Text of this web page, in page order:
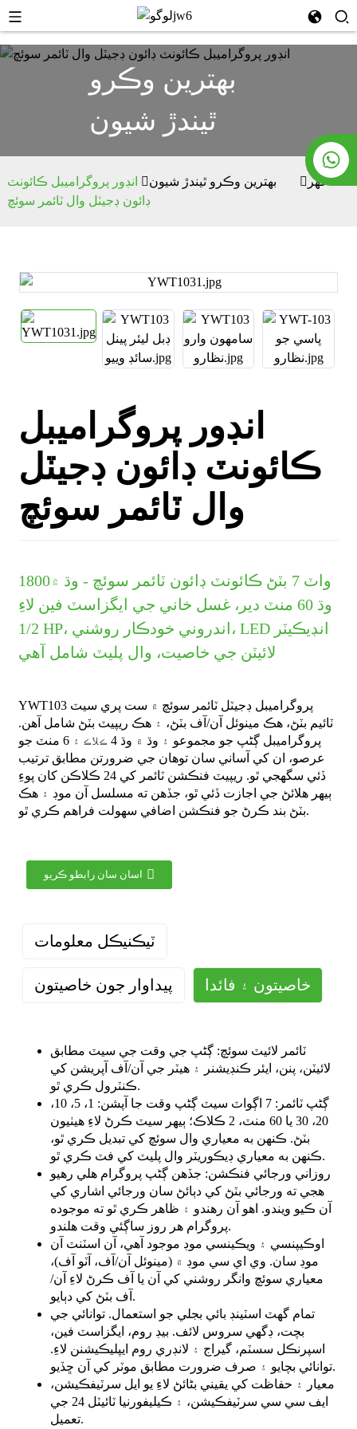
بهترين وڪرو
ٿيندڙ شيون
گھر بهترين وڪرو ٿيندڙ شيون
انڊور پروگراميبل ڪائونٽ
ڊائون ڊجيٽل وال ٽائمر سوئچ
انڊور پروگراميبل
ڪائونٽ ڊائون ڊجيٽل
وال ٽائمر سوئچ
1800واٽ 7 بٽڻ ڪائونٽ ڊائون ٽائمر سوئچ - وڌ ۾
وڌ 60 منٽ دير، غسل خاني جي ايگزاسٽ فين لاءِ
1/2 HP، اندروني خودڪار روشني، LED انڊيڪيٽر
لائيٽن جي خاصيت، وال پليٽ شامل آهي
YWT103 پروگراميبل ڊجيٽل ٽائمر سوئچ ۾ ست پري سيٽ
ٽائيم بٽڻ، هڪ مينوئل آن/آف بٽڻ، ۽ هڪ ريپيٽ بٽڻ شامل آهن.
پروگراميبل ڳڻپ جو مجموعو ۽ وڌ ۾ وڌ 4 ڪلاڪ ۽ 6 منٽ جو
عرصو، ان کي آساني سان توهان جي ضرورتن مطابق ترتيب
ڏئي سگهجي ٿو. ريپيٽ فنڪشن ٽائمر کي 24 ڪلاڪن کان پوءِ
ٻيهر هلائڻ جي اجازت ڏئي ٿو، جڏهن ته مسلسل آن موڊ ۽ هڪ
بٽڻ بند ڪرڻ جو فنڪشن اضافي سهولت فراهم ڪري ٿو.
اسان سان رابطو ڪريو
ٽيڪنيڪل معلومات
پيداوار جون خاصيتون خاصيتون ۽ فائدا
ٽائمر لائيٽ سوئچ: ڳڻپ جي وقت جي سيٽ مطابق
لائيٽن، پنن، ايئر ڪنڊيشنر ۽ هيٽر جي آن/آف آپريشن کي
ڪنٽرول ڪري ٿو.
ڳڻپ ٽائمر: 7 اڳواٽ سيٽ ڳڻپ وقت جا آپشن: 1، 5، 10،
20، 30 يا 60 منٽ، 2 ڪلاڪ؛ ٻيهر سيٽ ڪرڻ لاءِ هيٺيون
بٽڻ. ڪنهن به معياري وال سوئچ کي تبديل ڪري ٿو،
ڪنهن به معياري ڊيڪوريٽر وال پليٽ کي فٽ ڪري ٿو.
روزاني ورجائي فنڪشن: جڏهن ڳڻپ پروگرام هلي رهيو
هجي ته ورجائي بٽڻ کي دٻائڻ سان ورجائي اشاري کي
آن ڪيو ويندو. اهو آن رهندو ۽ ظاهر ڪري ٿو ته موجوده
پروگرام هر روز ساڳئي وقت هلندو.
اوڪيپنسي ۽ ويڪينسي موڊ موجود آهي، آن اسٽنٽ آن
موڊ سان. وي اي سي موڊ ۾ (مينوئل آن/آف، آٽو آف)،
معياري سوئچ وانگر روشني کي آن يا آف ڪرڻ لاءِ آن/
آف بٽڻ کي دٻايو.
تمام گهٽ اسٽينڊ بائي بجلي جو استعمال. توانائي جي
بچت، ڊگهي سروس لائف. بيڊ روم، ايگزاسٽ فين،
اسپرنڪل سسٽم، گيراج ۽ لانڊري روم ايپليڪيشنن لاءِ.
توانائي بچايو ۽ صرف ضرورت مطابق موٽر کي آن ڇڏيو.
معيار ۽ حفاظت کي يقيني بڻائڻ لاءِ يو ايل سرٽيفڪيشن،
ايف سي سي سرٽيفڪيشن، ۽ ڪيليفورنيا ٽائيٽل 24 جي
تعميل.